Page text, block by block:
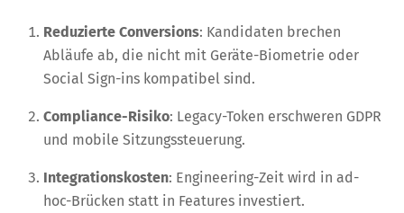
Reduzierte Conversions: Kandidaten brechen
Abläufe ab, die nicht mit Geräte-Biometrie oder
Social Sign-ins kompatibel sind.
Compliance-Risiko: Legacy-Token erschweren GDPR
und mobile Sitzungssteuerung.
Integrationskosten: Engineering-Zeit wird in ad-
hoc-Brücken statt in Features investiert.